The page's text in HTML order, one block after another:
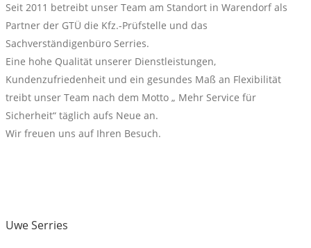
Seit 2011 betreibt unser Team am Standort in Warendorf als
Partner der GTÜ die Kfz.-Prüfstelle und das
Sachverständigenbüro Serries.
Eine hohe Qualität unserer Dienstleistungen,
Kundenzufriedenheit und ein gesundes Maß an Flexibilität
treibt unser Team nach dem Motto „ Mehr Service für
Sicherheit“ täglich aufs Neue an.
Wir freuen uns auf Ihren Besuch.
Uwe Serries